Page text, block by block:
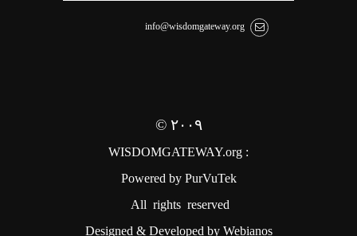
info@wisdomgateway.org
۲۰ ۰۹ ©
WISDOMGATEWAY.org :
Powered by PurVuTek
All rights reserved
Designed & Developed by Webianos